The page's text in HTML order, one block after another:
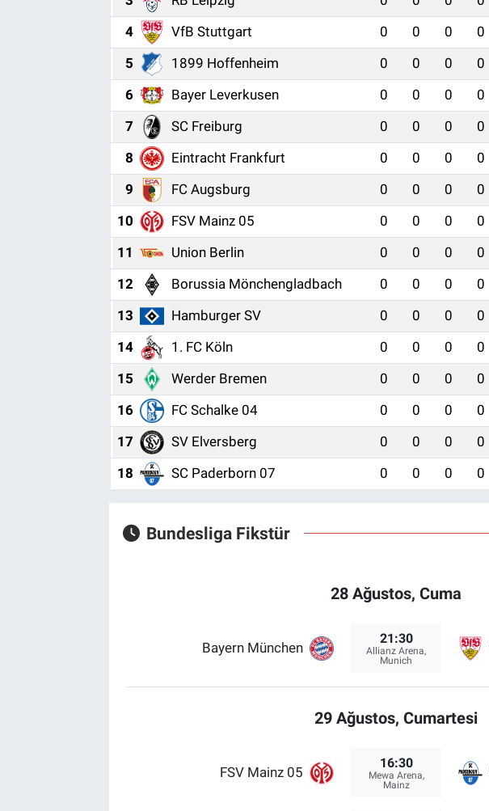
4
VfB Stuttgart 0 0 0 0
5
1899 Hoffenheim 0 0 0 0
6
Bayer Leverkusen 0 0 0 0
7
SC Freiburg 0 0 0 0
8
Eintracht Frankfurt 0 0 0 0
9
FC Augsburg 0 0 0 0
10
FSV Mainz 05 0 0 0 0
11
Union Berlin 0 0 0 0
12
Borussia Mönchengladbach 0 0 0 0
13
Hamburger SV 0 0 0 0
14
1. FC Köln 0 0 0 0
15
Werder Bremen 0 0 0 0
16
FC Schalke 04 0 0 0 0
17
SV Elversberg 0 0 0 0
18
SC Paderborn 07 0 0 0 0
Bundesliga Fikstür
28 Ağustos, Cuma
Bayern München
21:30
Allianz Arena,
Munich
29 Ağustos, Cumartesi
FSV Mainz 05
16:30
Mewa Arena,
Mainz